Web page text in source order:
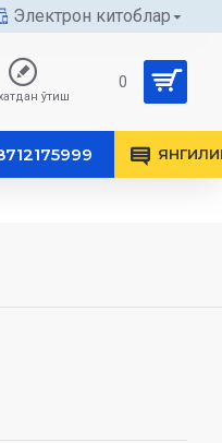
Электрон китоблар
ўтиш
0